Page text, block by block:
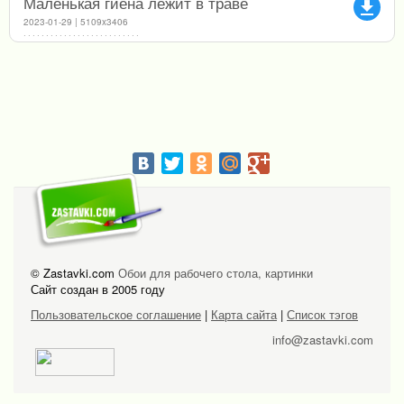
file_download
2023-01-29 | 5109x3406
© Zastavki.com Обои для рабочего стола, картинки
Сайт создан в 2005 году
Пользовательское соглашение | Карта сайта| Список тэгов
info@zastavki.com